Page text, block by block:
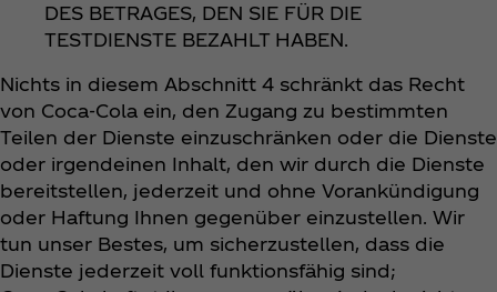
DES BETRAGES, DEN SIE FÜR DIE
TESTDIENSTE BEZAHLT HABEN.
Nichts in diesem Abschnitt 4 schränkt das Recht
von Coca‑Cola ein, den Zugang zu bestimmten
Teilen der Dienste einzuschränken oder die Dienste
oder irgendeinen Inhalt, den wir durch die Dienste
bereitstellen, jederzeit und ohne Vorankündigung
oder Haftung Ihnen gegenüber einzustellen. Wir
tun unser Bestes, um sicherzustellen, dass die
Dienste jederzeit voll funktionsfähig sind;